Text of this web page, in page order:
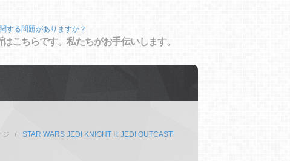
する問題がありますか？
こちらです。私たちがお手伝いします。
ジ STAR WARS JEDI KNIGHT II: JEDI OUTCAST